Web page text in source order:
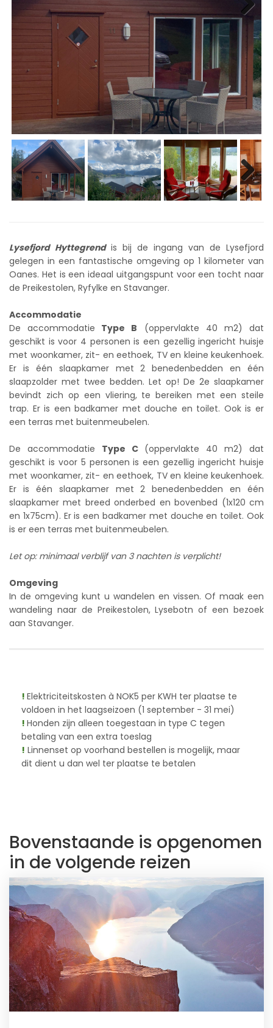
Lysefjord Hyttegrend is bij de ingang van de Lysefjord
gelegen in een fantastische omgeving op 1 kilometer van
Oanes. Het is een ideaal uitgangspunt voor een tocht naar
de Preikestolen, Ryfylke en Stavanger.
Accommodatie
De accommodatie Type B (oppervlakte 40 m2) dat
geschikt is voor 4 personen is een gezellig ingericht huisje
met woonkamer, zit- en eethoek, TV en kleine keukenhoek.
Er is één slaapkamer met 2 benedenbedden en één
slaapzolder met twee bedden. Let op! De 2e slaapkamer
bevindt zich op een vliering, te bereiken met een steile
trap. Er is een badkamer met douche en toilet. Ook is er
een terras met buitenmeubelen.
De accommodatie Type C(oppervlakte 40 m2) dat
geschikt is voor 5 personen is een gezellig ingericht huisje
met woonkamer, zit- en eethoek, TV en kleine keukenhoek.
Er is één slaapkamer met 2 benedenbedden en één
slaapkamer met breed onderbed en bovenbed (1x120 cm
en 1x75cm). Er is een badkamer met douche en toilet. Ook
is er een terras met buitenmeubelen.
Let op: minimaal verblijf van 3 nachten is verplicht!
Omgeving
In de omgeving kunt u wandelen en vissen. Of maak een
wandeling naar de Preikestolen, Lysebotn of een bezoek
aan Stavanger.
! Elektriciteitskosten à NOK5 per KWH ter plaatse te
voldoen in het laagseizoen (1 september - 31 mei)
! Honden zijn alleen toegestaan in type C tegen
betaling van een extra toeslag
! Linnenset op voorhand bestellen is mogelijk, maar
dit dient u dan wel ter plaatse te betalen
Bovenstaande is opgenomen
in de volgende reizen